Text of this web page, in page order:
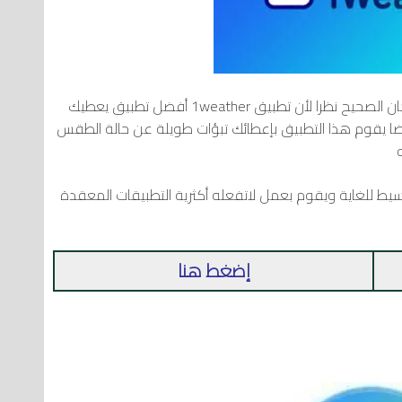
لو كنت تبحث عن حالة الجو في بلدك فأنت في المكان الصحيح نظرا لأن تطبيق 1weather أفضل تطبيق يعطيك
يقوم هذا التطبيق بإعطائك تبؤات طويلة عن حالة الطقس
للغاية ويقوم بعمل لاتفعله أكثرية التطبيقات المعقدة
إضغط هنا